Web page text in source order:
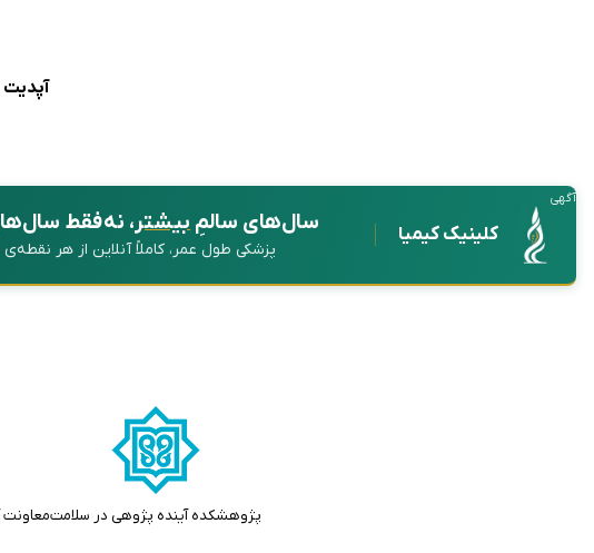
آپدیت
آگهی
کلینیک کیمیا سال‌های سالمِبیشتر، نه فقط
پزشکی طول عمر، کاملاً آنلاین از هر
پژوهشکده آینده پژوهی در سلامتمعاونت